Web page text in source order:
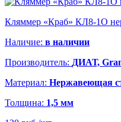
Кляммер «Краб» КЛ8-1О
Наличие: в наличии
Производитель: ДИАТ,
Материал: Нержавеющая
Толщина: 1,5 мм